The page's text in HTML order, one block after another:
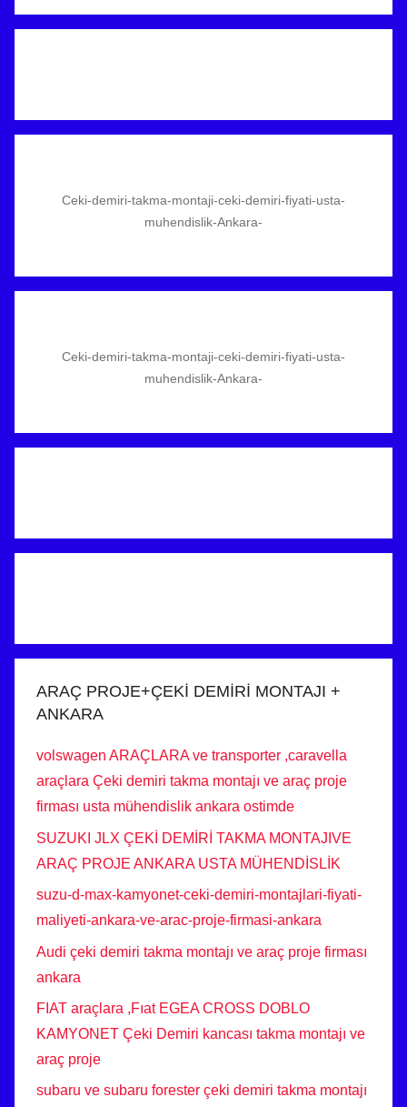
Ceki-demiri-takma-montaji-ceki-demiri-fiyati-usta-
muhendislik-Ankara-
Ceki-demiri-takma-montaji-ceki-demiri-fiyati-usta-
muhendislik-Ankara-
ARAÇ PROJE+ÇEKİ DEMİRİ MONTAJI +
ANKARA
volswagen ARAÇLARA ve transporter ,caravella
araçlara Çeki demiri takma montajı ve araç proje
firması usta mühendislik ankara ostimde
SUZUKI JLX ÇEKİ DEMİRİ TAKMA MONTAJIVE
ARAÇ PROJE ANKARA USTA MÜHENDİSLİK
suzu-d-max-kamyonet-ceki-demiri-montajlari-fiyati-
maliyeti-ankara-ve-arac-proje-firmasi-ankara
Audi çeki demiri takma montajı ve araç proje firması
ankara
FIAT araçlara ,Fıat EGEA CROSS DOBLO
KAMYONET Çeki Demiri kancası takma montajı ve
araç proje
subaru ve subaru forester çeki demiri takma montajı